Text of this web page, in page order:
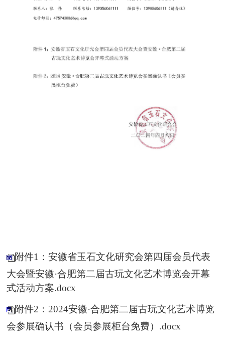
附件1：安徽省玉石文化研究会第四届会员代表
大会暨安徽·合肥第二届古玩文化艺术博览会开幕
式活动方案.docx
附件2：2024安徽·合肥第二届古玩文化艺术博览
会参展确认书（会员参展柜台免费）.docx